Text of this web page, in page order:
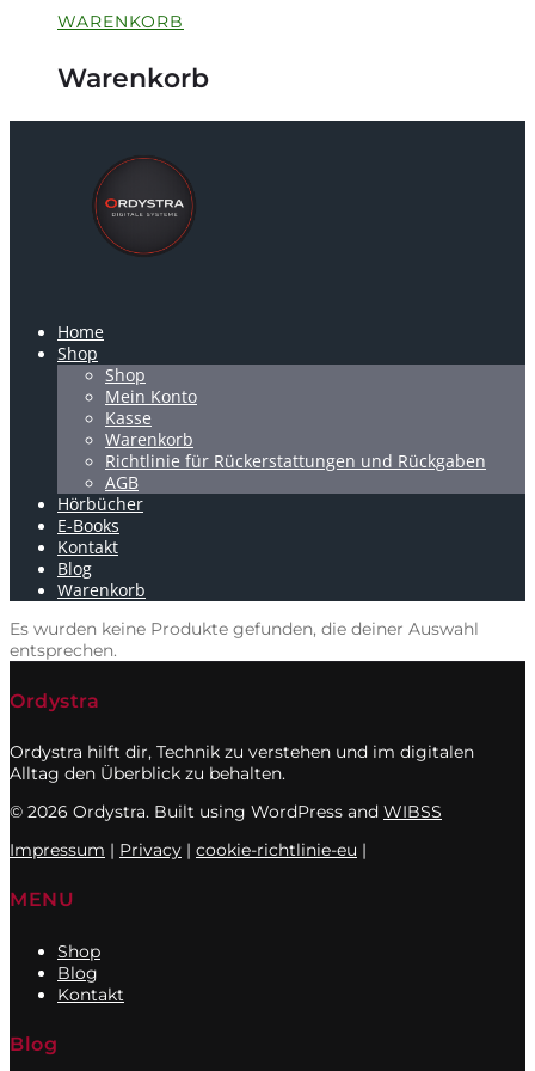
WARENKORB
Warenkorb
Home
Shop
Shop
Mein Konto
Kasse
Warenkorb
Richtlinie für Rückerstattungen und Rückgaben
AGB
Hörbücher
E-Books
Kontakt
Blog
Warenkorb
Es wurden keine Produkte gefunden, die deiner Auswahl
entsprechen.
Ordystra
Ordystra hilft dir, Technik zu verstehen und im digitalen
Alltag den Überblick zu behalten.
© 2026 Ordystra. Built using WordPress and WIBSS
Impressum | Privacy | cookie-richtlinie-eu |
MENU
Shop
Blog
Kontakt
Blog